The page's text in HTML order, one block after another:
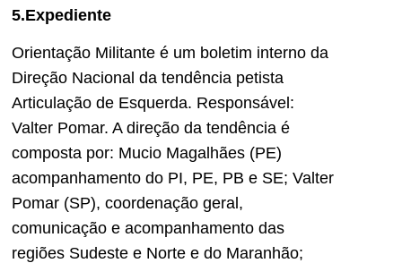
5.Expediente
Orientação Militante é um boletim interno da
Direção Nacional da tendência petista
Articulação de Esquerda. Responsável:
Valter Pomar. A direção da tendência é
composta por: Mucio Magalhães (PE)
acompanhamento do PI, PE, PB e SE; Valter
Pomar (SP), coordenação geral,
comunicação e acompanhamento das
regiões Sudeste e Norte e do Maranhão;